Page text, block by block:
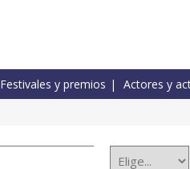
Festivales y premios Actores y